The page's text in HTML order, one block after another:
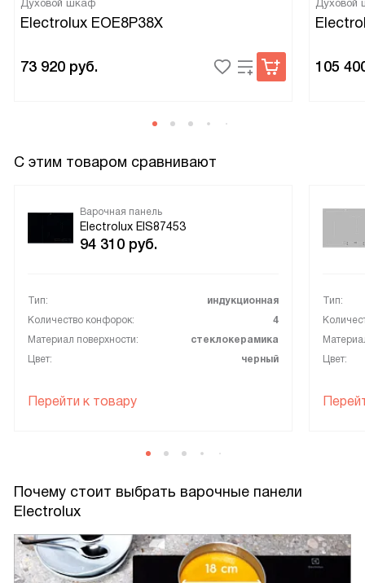
Духовой шкаф
Electrolux EOE8P38X
73 920 руб.
Духовой
105
С этим товаром сравнивают
Варочная панель
Electrolux EIS87453
94 310 руб.
Тип:
индукционная
Количество конфорок:
4
Материал поверхности:
стеклокерамика
Цвет:
черный
Перейти к товару
Тип:
Цвет:
Почему стоит выбрать варочные панели
Electrolux